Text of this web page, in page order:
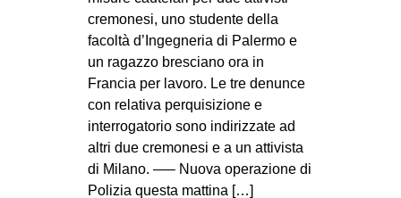
cremonesi, uno studente della
facoltà d’Ingegneria di Palermo e
un ragazzo bresciano ora in
Francia per lavoro. Le tre denunce
con relativa perquisizione e
interrogatorio sono indirizzate ad
altri due cremonesi e a un attivista
di Milano. —– Nuova operazione di
Polizia questa mattina […]